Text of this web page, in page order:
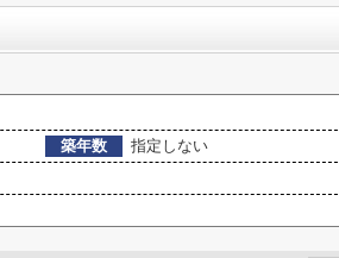
築年数
指定しない